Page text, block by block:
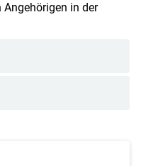
in der